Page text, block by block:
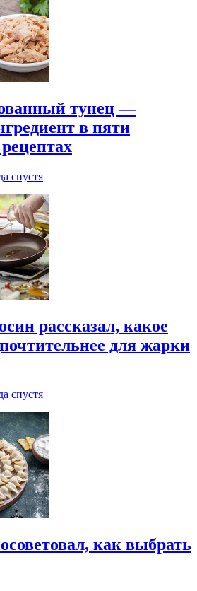
тунец —
в пяти
спустя
рассказал, какое
для жарки
спустя
как выбрать